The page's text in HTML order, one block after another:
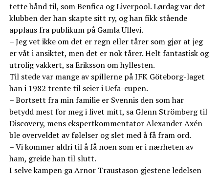
tette bånd til, som Benfica og Liverpool. Lørdag var det
klubben der han skapte sitt ry, og han fikk stående
applaus fra publikum på Gamla Ullevi.
– Jeg vet ikke om det er regn eller tårer som gjør at jeg
er våt i ansiktet, men det er nok tårer. Helt fantastisk og
utrolig vakkert, sa Eriksson om hyllesten.
Til stede var mange av spillerne på IFK Göteborg-laget
han i 1982 trente til seier i Uefa-cupen.
– Bortsett fra min familie er Svennis den som har
betydd mest for meg i livet mitt, sa Glenn Strömberg til
Discovery, mens ekspertkommentator Alexander Axén
ble overveldet av følelser og slet med å få fram ord.
– Vi kommer aldri til å få noen som er i nærheten av
ham, greide han til slutt.
I selve kampen ga Arnor Traustason gjestene ledelsen